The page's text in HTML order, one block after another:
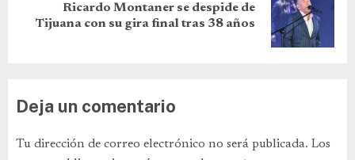
Ricardo Montaner se despide de
Tijuana con su gira final tras 38 años
Deja un comentario
Tu dirección de correo electrónico no será publicada. Los